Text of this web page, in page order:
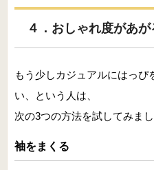
４．おしゃれ度があ
もう少しカジュアルにはっぴ
い、という人は、
次の3つの方法を試してみまし
袖をまくる